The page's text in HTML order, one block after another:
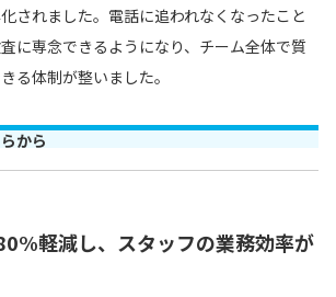
されました。電話に追われなくなったこと
に専念できるようになり、チーム全体で質
る体制が整いました。
から
軽減し、スタッフの業務効率が